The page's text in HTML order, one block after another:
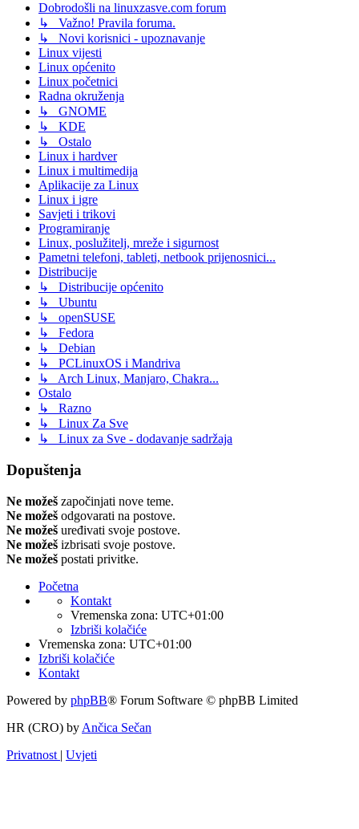
Dobrodošli na linuxzasve.com forum
↳ Važno! Pravila foruma.
↳ Novi korisnici - upoznavanje
Linux vijesti
Linux općenito
Linux početnici
Radna okruženja
↳ GNOME
↳ KDE
↳ Ostalo
Linux i hardver
Linux i multimedija
Aplikacije za Linux
Linux i igre
Savjeti i trikovi
Programiranje
Linux, poslužitelj, mreže i sigurnost
Pametni telefoni, tableti, netbook prijenosnici...
Distribucije
↳ Distribucije općenito
↳ Ubuntu
↳ openSUSE
↳ Fedora
↳ Debian
↳ PCLinuxOS i Mandriva
↳ Arch Linux, Manjaro, Chakra...
Ostalo
↳ Razno
↳ Linux Za Sve
↳ Linux za Sve - dodavanje sadržaja
Dopuštenja
Ne možeš započinjati nove teme.
Ne možeš odgovarati na postove.
Ne možeš uređivati svoje postove.
Ne možeš izbrisati svoje postove.
Ne možeš postati privitke.
Početna
Kontakt
Vremenska zona: UTC+01:00
Izbriši kolačiće
Vremenska zona: UTC+01:00
Izbriši kolačiće
Kontakt
Powered by phpBB® Forum Software © phpBB Limited
HR (CRO) by Ančica Sečan
Privatnost | Uvjeti